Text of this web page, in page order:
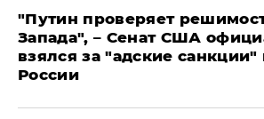
"Путин проверяет
Запада", – Сенат США
взялся за "адские санкции"
России